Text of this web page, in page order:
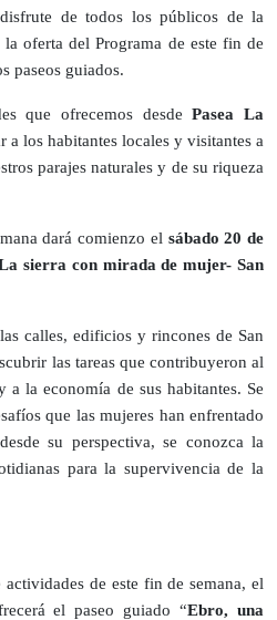
de todos los públicos de la
oferta del Programa de este fin de
paseos guiados.
que ofrecemos desdePasea La
a los habitantes locales y visitantes a
parajes naturales y de su riqueza
dará comienzo el sábado 20 de
sierra con mirada de mujer- San
calles, edificios y rincones de San
las tareas que contribuyeron al
la economía de sus habitantes. Se
que las mujeres han enfrentado
su perspectiva, se conozca la
para la supervivencia de la
de este fin de semana, el
el paseo guiado “Ebro, una